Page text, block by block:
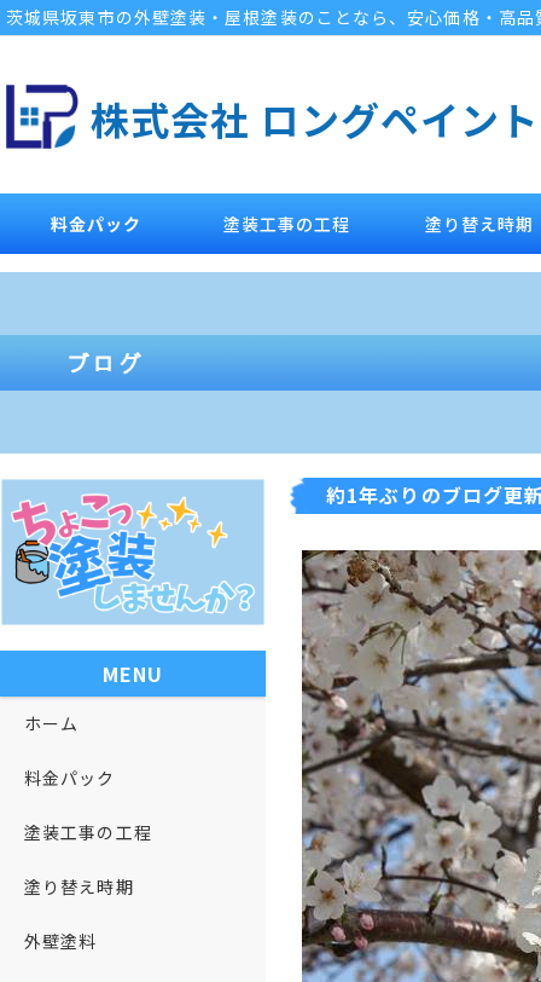
茨城県坂東市の外壁塗装・屋根塗装のことなら、安心価格・高
株式会社 ロングペイント
料金パック 塗装工事の工程 塗り替え時期
約1年ぶりのブログ更
MENU
ホーム
料金パック
塗装工事の工程
塗り替え時期
外壁塗料